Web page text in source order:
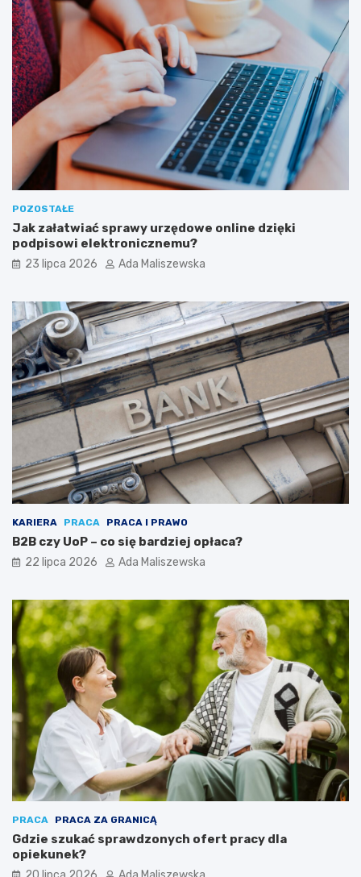
POZOSTAŁE
Jak załatwiać sprawy urzędowe online dzięki
podpisowi elektronicznemu?
23 lipca 2026 Ada Maliszewska
KARIERA PRACA PRACA I PRAWO
B2B czy UoP – co się bardziej opłaca?
22 lipca 2026 Ada Maliszewska
PRACA PRACA ZA GRANICĄ
Gdzie szukać sprawdzonych ofert pracy dla
opiekunek?